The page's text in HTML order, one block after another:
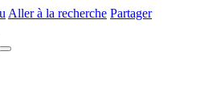
Aller à la recherche Partager